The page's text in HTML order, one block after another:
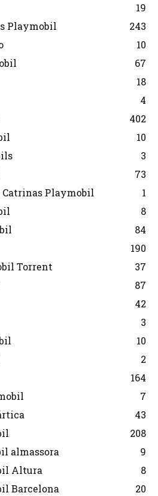
19
Playmobil
243
10
67
18
4
402
10
3
73
Catrinas Playmobil
1
8
84
190
Torrent
37
87
42
3
10
2
164
7
43
208
almassora
9
Altura
8
Barcelona
20